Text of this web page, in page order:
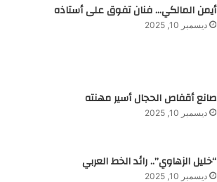
أيمن المالكي… فنان تفوق على أستاذه
ديسمبر 10, 2025
صانع أقفاص الحجال أسير مهنته
ديسمبر 10, 2025
“خليل الزهاوي”.. رائد الخط العربي
ديسمبر 10, 2025